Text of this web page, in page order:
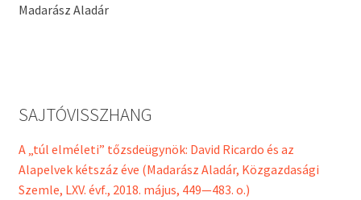
Madarász Aladár
SAJTÓVISSZHANG
A „túl elméleti” tőzsdeügynök: David Ricardo és az
Alapelvek kétszáz éve (Madarász Aladár, Közgazdasági
Szemle, LXV. évf., 2018. május, 449—483. o.)